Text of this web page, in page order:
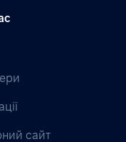
сайт